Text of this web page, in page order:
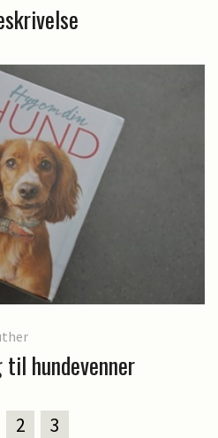
hundevenner
2 3